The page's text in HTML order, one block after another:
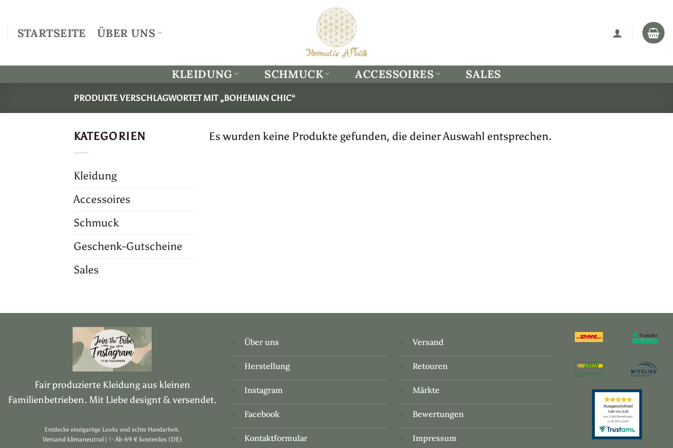
Inhalt
springen
STARTSEITE ÜBER UNS
KLEIDUNG SCHMUCK ACCESSOIRES SALES
PRODUKTE VERSCHLAGWORTET MIT „BOHEMIAN CHIC“
KATEGORIEN
Kleidung
Accessoires
Schmuck
Geschenk-Gutscheine
Sales
Es wurden keine Produkte gefunden, die deiner Auswahl entsprechen.
Fair produzierte Kleidung aus kleinen
Familienbetrieben. Mit Liebe designt & versendet.
Entdecke einzigartige Looks und echte Handarbeit.
Versand klimaneutral | ✨ Ab 69 € kostenlos (DE)
Über uns
Herstellung
Instagram
Facebook
Kontaktformular
Versand
Retouren
Märkte
Bewertungen
Impressum